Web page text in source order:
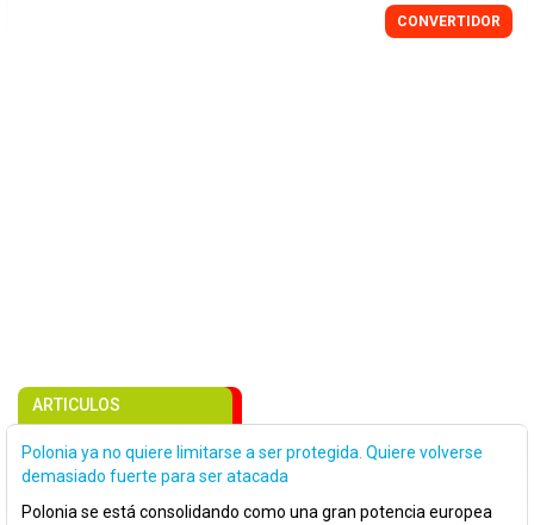
CONVERTIDOR
ARTICULOS
Polonia ya no quiere limitarse a ser protegida. Quiere volverse
demasiado fuerte para ser atacada
Polonia se está consolidando como una gran potencia europea